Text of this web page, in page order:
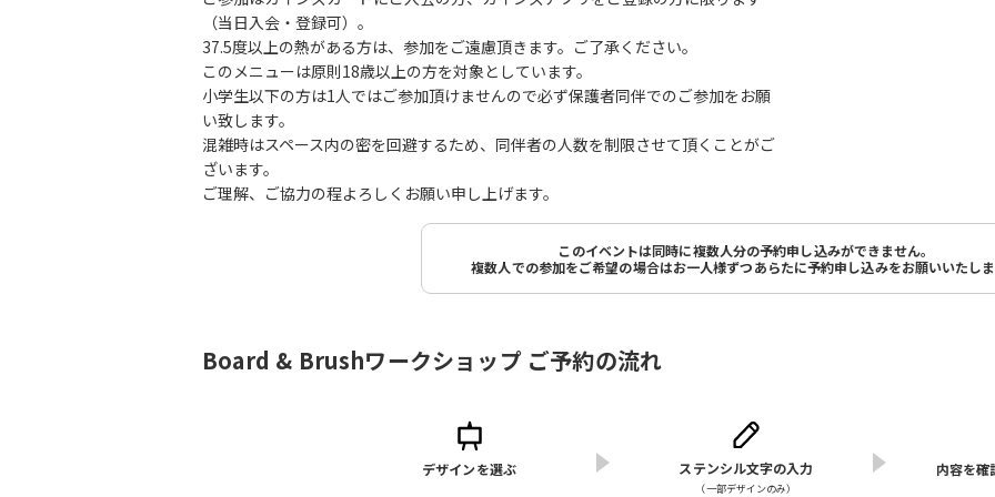
（当日入会・登録可）。
37.5度以上の熱がある方は、参加をご遠慮頂きます。ご了承ください。
このメニューは原則18歳以上の方を対象としています。
小学生以下の方は1人ではご参加頂けませんので必ず保護者同伴でのご参加をお願
い致します。
混雑時はスペース内の密を回避するため、同伴者の人数を制限させて頂くことがご
ざいます。
ご理解、ご協力の程よろしくお願い申し上げます。
このイベントは同時に複数人分の予約申し込みができません。
複数人での参加をご希望の場合はお一人様ずつあらたに予約申し込みをお願いいたしま
Board & Brushワークショップ ご予約の流れ
デザインを選ぶ ステンシル文字の入力
（⼀部デザインのみ）
内容を確